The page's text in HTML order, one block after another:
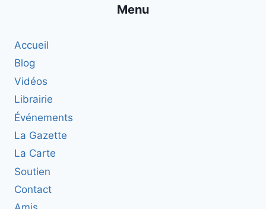
Menu
Accueil
Blog
Vidéos
Librairie
Événements
La Gazette
La Carte
Soutien
Contact